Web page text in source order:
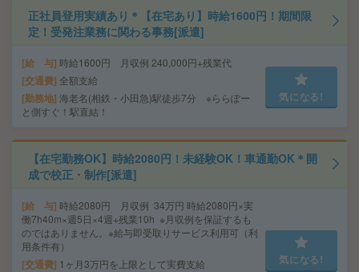
正社員登用実績あり＊【在宅あり】時給1600円！期間限
定！受発注業務に関わる事務[派遣]
給 与 時給1600円 月収例 240,000円+残業代
交通費 全額支給
勤務地 海老名(相鉄・小田急)駅徒歩7分 ※ららぽー
と側すぐ！駅直結！
気になる!
【在宅勤務OK】時給2080円！未経験OK！車通勤OK＊開
成で校正・制作[派遣]
給 与 時給2080円 月収例 34万円 時給2080円×実
働7h40m×週5日×4週+残業10h ※月収例を保証するも
のではありません。※給与即受取りサービス利用可（利
用条件有）
交通費 1ヶ月3万円を上限として実費支給 気になる!